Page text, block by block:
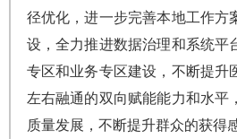
径优化，进一步完善本地工作方
设，全力推进数据治理和系统平
专区和业务专区建设，不断提升
左右融通的双向赋能能力和水平
质量发展，不断提升群众的获得